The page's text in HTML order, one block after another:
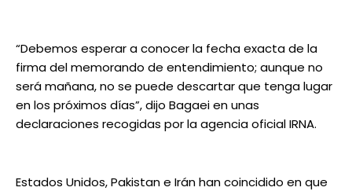
“Debemos esperar a conocer la fecha exacta de la
firma del memorando de entendimiento; aunque no
será mañana, no se puede descartar que tenga lugar
en los próximos días”, dijo Bagaei en unas
declaraciones recogidas por la agencia oficial IRNA.
Estados Unidos, Pakistan e Irán han coincidido en que